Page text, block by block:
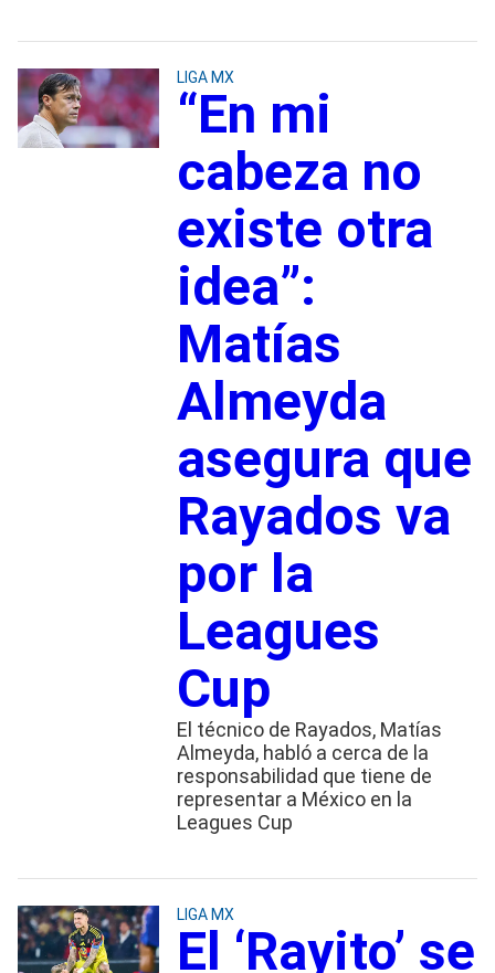
LIGA MX
“En mi
cabeza no
existe otra
idea”:
Matías
Almeyda
asegura que
Rayados va
por la
Leagues
Cup
El técnico de Rayados, Matías
Almeyda, habló a cerca de la
responsabilidad que tiene de
representar a México en la
Leagues Cup
LIGA MX
El ‘Rayito’ se